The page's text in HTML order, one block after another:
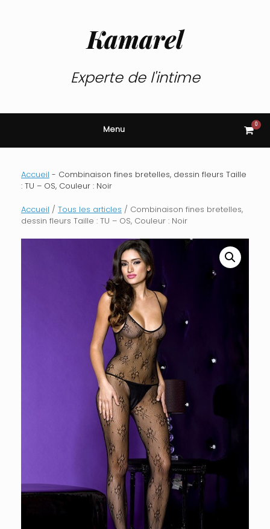
Kamarel
Experte de l'intime
Menu View
cart
0
Accueil - Combinaison fines bretelles, dessin fleurs Taille
: TU – OS, Couleur : Noir
Accueil / Tous les articles / Combinaison fines bretelles,
dessin fleurs Taille : TU – OS, Couleur : Noir